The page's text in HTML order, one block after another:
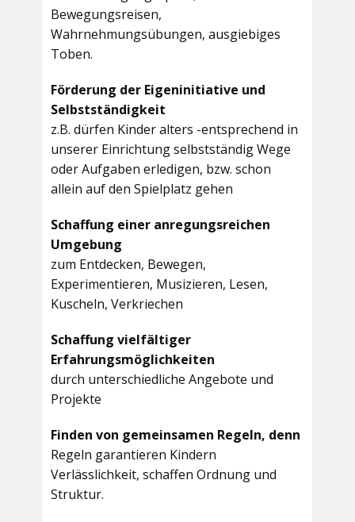
Bewegungsreisen,
Wahrnehmungsübungen, ausgiebiges
Toben.
Förderung der Eigeninitiative und
Selbstständigkeit
z.B. dürfen Kinder alters -entsprechend in
unserer Einrichtung selbstständig Wege
oder Aufgaben erledigen, bzw. schon
allein auf den Spielplatz gehen
Schaffung einer anregungsreichen
Umgebung
zum Entdecken, Bewegen,
Experimentieren, Musizieren, Lesen,
Kuscheln, Verkriechen
Schaffung vielfältiger
Erfahrungsmöglichkeiten
durch unterschiedliche Angebote und
Projekte
Finden von gemeinsamen Regeln, denn
Regeln garantieren Kindern
Verlässlichkeit, schaffen Ordnung und
Struktur.